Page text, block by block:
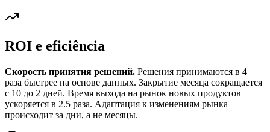
ROI e eficiência
Скорость принятия решений. Решения принимаются в 4
раза быстрее на основе данных. Закрытие месяца сокращается
с 10 до 2 дней. Время выхода на рынок новых продуктов
ускоряется в 2.5 раза. Адаптация к изменениям рынка
происходит за дни, а не месяцы.